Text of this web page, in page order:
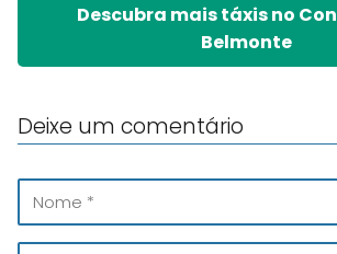
Descubra mais táxis no
Belmonte
Deixe um comentário